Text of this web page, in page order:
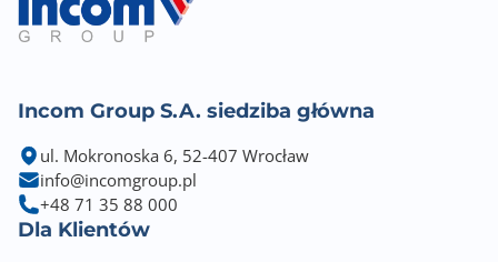
Incom Group S.A. siedziba główna
ul. Mokronoska 6, 52-407 Wrocław
info@incomgroup.pl
+48 71 35 88 000
Dla Klientów